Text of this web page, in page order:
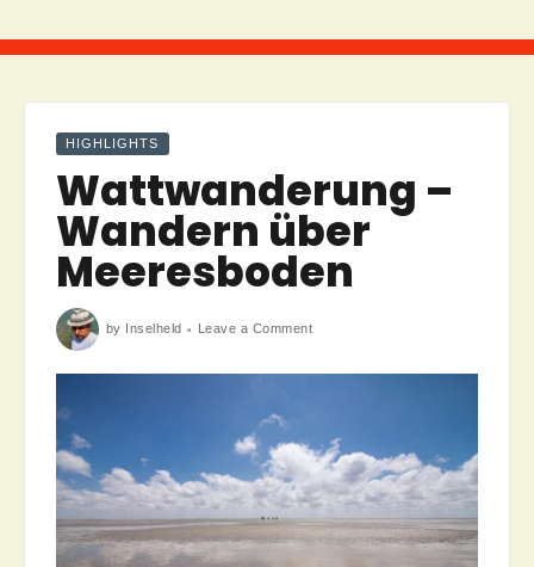
HIGHLIGHTS
Wattwanderung –
Wandern über
Meeresboden
by Inselheld Leave a CommentWattwanderung
über